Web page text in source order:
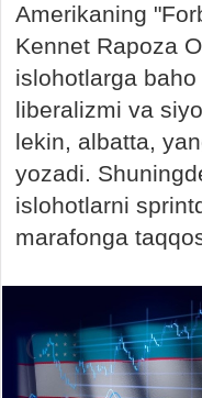
Amerikaning
Kennet Rapoza
islohotlarga
liberalizmi va
lekin, albatta,
yozadi.
islohotlarni
marafonga